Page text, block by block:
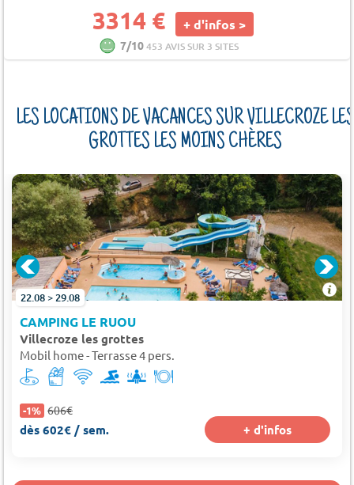
3314 € + d'infos >
7/10453 AVIS SUR 3 SITES
LES LOCATIONS DE VACANCES SUR VILLECROZE LES
GROTTES LES MOINS CHÈRES
22.08 > 29.08
CAMPING LE RUOU
Villecroze les grottes
Mobil home - Terrasse 4 pers.
-1% 606€
dès 602€ / sem. + d'infos